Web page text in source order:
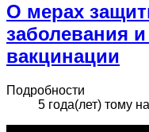
О мерах
заболевания
вакцинации
Подробности
5 года(лет) тому